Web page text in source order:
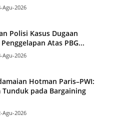
Agu-2026
Polisi Kasus Dugaan
Atas PBG...
Agu-2026
Hotman Paris–PWI:
pada Bargaining
Agu-2026